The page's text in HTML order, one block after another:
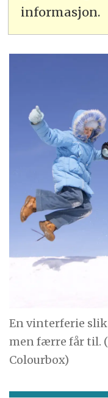
informasjon.
En vinterferie slik
men færre får til.
Colourbox)